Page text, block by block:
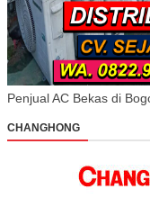
Penjual AC Bekas di
CHANGHONG